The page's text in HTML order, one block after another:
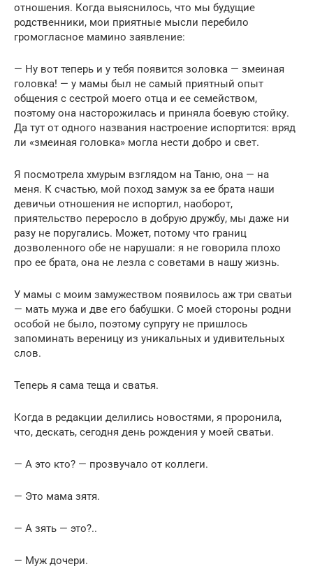
отношения. Когда выяснилось, что мы будущие
родственники, мои приятные мысли перебило
громогласное мамино заявление:
— Ну вот теперь и у тебя появится золовка — змеиная
головка! — у мамы был не самый приятный опыт
общения с сестрой моего отца и ее семейством,
поэтому она насторожилась и приняла боевую стойку.
Да тут от одного названия настроение испортится: вряд
ли «змеиная головка» могла нести добро и свет.
Я посмотрела хмурым взглядом на Таню, она — на
меня. К счастью, мой поход замуж за ее брата наши
девичьи отношения не испортил, наоборот,
приятельство переросло в добрую дружбу, мы даже ни
разу не поругались. Может, потому что границ
дозволенного обе не нарушали: я не говорила плохо
про ее брата, она не лезла с советами в нашу жизнь.
У мамы с моим замужеством появилось аж три сватьи
— мать мужа и две его бабушки. С моей стороны родни
особой не было, поэтому супругу не пришлось
запоминать вереницу из уникальных и удивительных
слов.
Теперь я сама теща и сватья.
Когда в редакции делились новостями, я проронила,
что, дескать, сегодня день рождения у моей сватьи.
— А это кто? — прозвучало от коллеги.
— Это мама зятя.
— А зять — это?..
— Муж дочери.